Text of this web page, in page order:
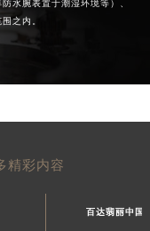
水腕表置于潮湿环境等）、
之内。
精彩内容
百达翡丽中国